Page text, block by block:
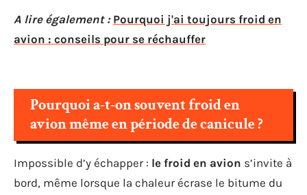
A lire également : Pourquoi j'ai toujours froid en
avion : conseils pour se réchauffer
Pourquoi a-t-on souvent froid en
avion même en période de canicule ?
Impossible d’y échapper : le froid en avion s’invite à
bord, même lorsque la chaleur écrase le bitume du